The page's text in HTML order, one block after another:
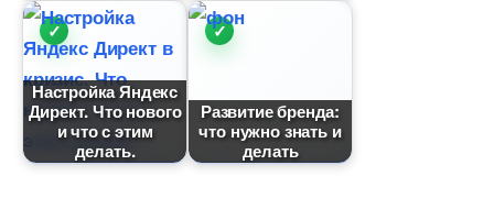
Настройка Яндекс
Директ. Что нового
и что с этим
делать.
Развитие бренда:
что нужно знать и
делать